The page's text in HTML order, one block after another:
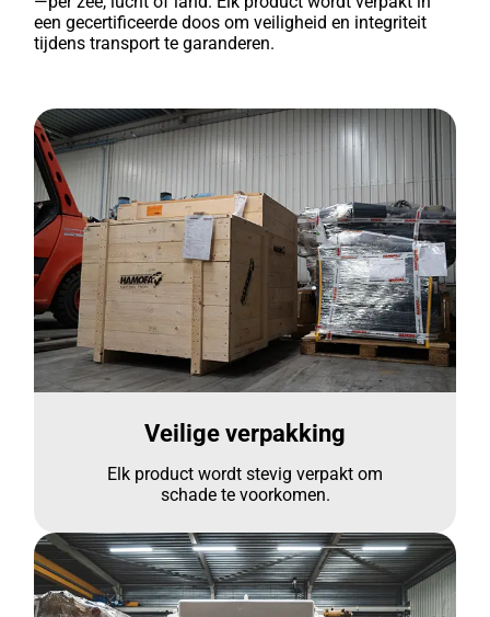
een gecertificeerde doos om veiligheid en integriteit
tijdens transport te garanderen.
Veilige verpakking
Elk product wordt stevig verpakt om
schade te voorkomen.